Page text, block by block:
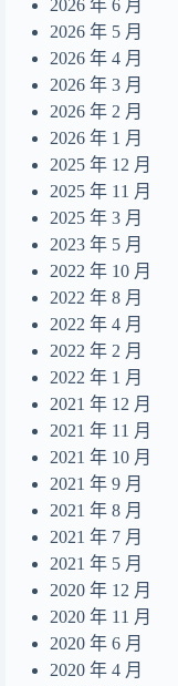
14Summer Dream
15無人之島
16目及皆是你
17摺縫中的夢
18Daydreamer
2026 年 6 月
2026 年 5 月
2026 年 4 月
2026 年 3 月
2026 年 2 月
2026 年 1 月
2025 年 12 月
2025 年 11 月
2025 年 3 月
2023 年 5 月
2022 年 10 月
2022 年 8 月
2022 年 4 月
2022 年 2 月
2022 年 1 月
2021 年 12 月
2021 年 11 月
2021 年 10 月
2021 年 9 月
2021 年 8 月
2021 年 7 月
2021 年 5 月
2020 年 12 月
2020 年 11 月
2020 年 6 月
2020 年 4 月